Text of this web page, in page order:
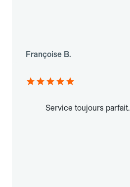
Françoise B.
Service toujours parfait.